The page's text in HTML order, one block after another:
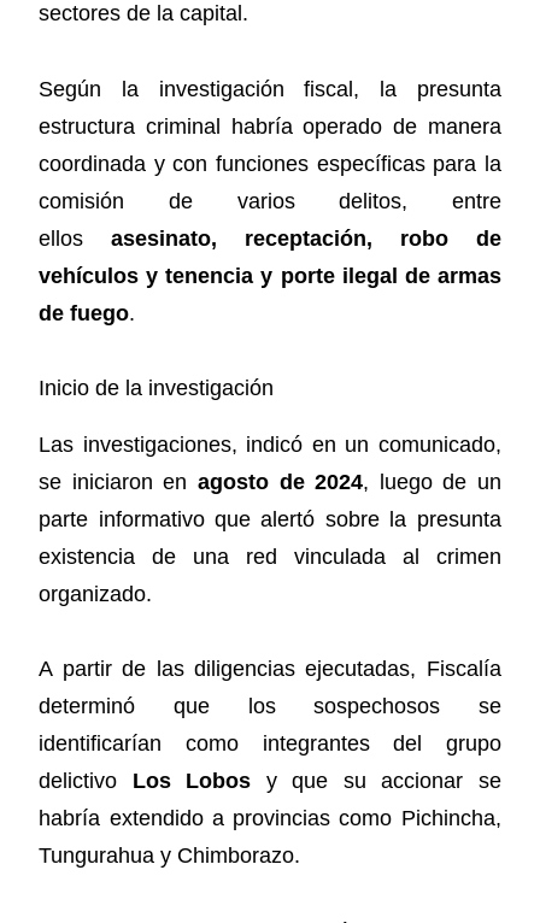
sectores de la capital.
Según la investigación fiscal, la presunta
estructura criminal habría operado de manera
coordinada y con funciones específicas para la
comisión de varios delitos, entre
ellosasesinato, receptación, robo de
vehículos y tenencia y porte ilegal de armas
de fuego.
Inicio de la investigación
Las investigaciones, indicó en un comunicado,
se iniciaron en agosto de 2024, luego de un
parte informativo que alertó sobre la presunta
existencia de una red vinculada al crimen
organizado.
A partir de las diligencias ejecutadas, Fiscalía
determinó que los sospechosos se
identificarían como integrantes del grupo
delictivo Los Lobos y que su accionar se
habría extendido a provincias como Pichincha,
Tungurahua y Chimborazo.